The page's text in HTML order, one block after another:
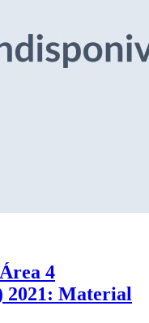
4
2021: Material